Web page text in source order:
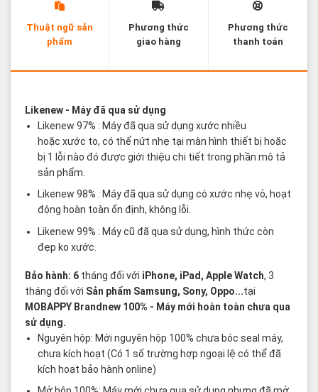
Thuật ngữ sản
phẩm
Phương thức
giao hàng
Phương thức
thanh toán
Likenew- Máy đã qua sử dụng
Likenew 97% : Máy đã qua sử dụng xước nhiều
hoặc xước to, có thể nứt nhẹ tại màn hình thiết bị hoặc
bị 1 lỗi nào đó được giới thiệu chi tiết trong phần mô tả
sản phẩm.
Likenew 98% : Máy đã qua sử dụng có xước nhẹ vỏ, hoạt
động hoàn toàn ổn định, không lỗi.
Likenew 99% : Máy cũ đã qua sử dụng, hình thức còn
đẹp ko xước.
Bảo hành: 6 tháng đối với iPhone, iPad, Apple Watch, 3
tháng đối với Sản phẩm Samsung, Sony, Oppo...tại
MOBAPPY Brandnew 100% - Máy mới hoàn toàn chưa qua
sử dụng.
Nguyên hộp: Mới nguyên hộp 100% chưa bóc seal máy,
chưa kích hoạt (Có 1 số trường hợp ngoại lệ có thể đã
kích hoạt bảo hành online)